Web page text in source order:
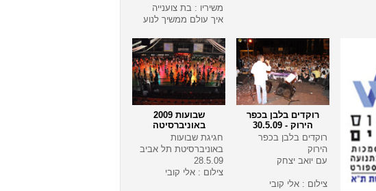
משיריו : בת צוענייה
איך עולם ממשיך לנוע
רוקדים בלבן בכפר
הירוק - 30.5.09
רוקדים בלבן בכפר
הירוק
עם יואב יצחק
צילום : אלי קובי
שבועות 2009
באוניברסיטה
חגיגת שבועות
באוניברסיטת תל אביב
28.5.09
צילום : אלי קובי